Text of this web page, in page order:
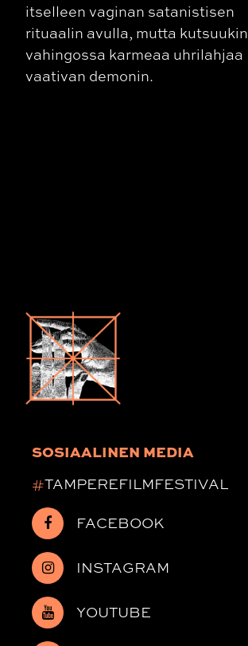
itselleen vaginan satanistisen
rituaalin avulla, mutta kutsuukin
vahingossa karmeaa uhrilahjaa
vaativan demonin.
SOSIAALINEN MEDIA
#TAMPEREFILMFESTIVAL
FACEBOOK
INSTAGRAM
YOUTUBE